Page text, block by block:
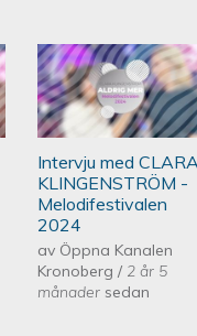
Intervju med
Intervju med
KLINGENSTRÖM -
Melodifestivalen
2024
av Öppna Kanalen
Kronoberg / 2 år 5
månadersedan